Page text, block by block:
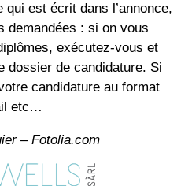
est écrit dans l’annonce,
demandées : si on vous
exécutez-vous et
dossier de candidature. Si
candidature au format
etc…
– Fotolia.com